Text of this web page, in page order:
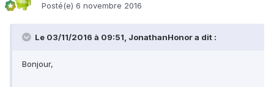
Posté(e) 6 novembre 2016
Le 03/11/2016 à 09:51, JonathanHonora dit :
Bonjour,